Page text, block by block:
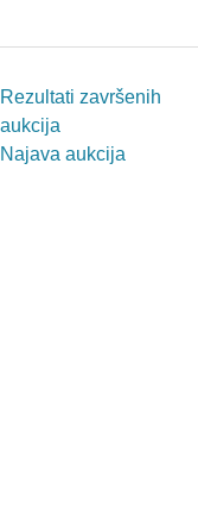
Rezultati završenih
aukcija
Najava aukcija